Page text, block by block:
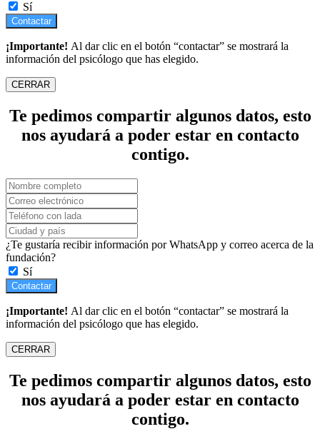
Sí
Contactar
¡Importante! Al dar clic en el botón “contactar” se mostrará la
información del psicólogo que has elegido.
CERRAR
Te pedimos compartir algunos datos, esto
nos ayudará a poder estar en contacto
contigo.
¿Te gustaría recibir información por WhatsApp y correo acerca de la
fundación?
Sí
Contactar
¡Importante! Al dar clic en el botón “contactar” se mostrará la
información del psicólogo que has elegido.
CERRAR
Te pedimos compartir algunos datos, esto
nos ayudará a poder estar en contacto
contigo.